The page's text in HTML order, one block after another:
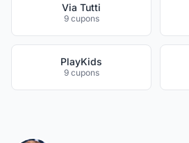
Via Tutti
9 cupons
PlayKids
9 cupons